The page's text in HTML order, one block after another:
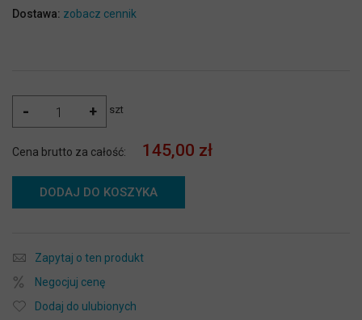
Dostawa: zobacz cennik
- + szt
Cena brutto za całość: 145,00 zł
DODAJ DO KOSZYKA
Zapytaj o ten produkt
Negocjuj cenę
Dodaj do ulubionych